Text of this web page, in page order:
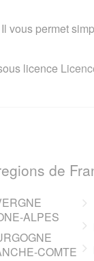
vous permet
licence
de
ALPES
COMTE